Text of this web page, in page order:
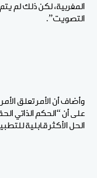
المغربية، لكن ذلك لم
التصويت”.
وأضاف أن الأمر تعلق
على أن “الحكم الذاتي
الحل الأكثر قابلية